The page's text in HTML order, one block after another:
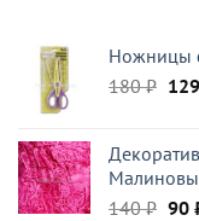
Ножницы
180₽ 129
140₽ 90